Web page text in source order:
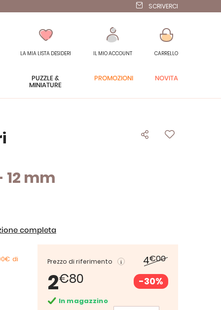
SCRIVERCI
LA MIA LISTA DESIDERI IL MIO ACCOUNT CARRELLO
PUZZLE &
MINIATURE
PROMOZIONI NOVITÀ
mm
completa
Prezzo di riferimento 4€00
2€80 -30%
In magazzino
di